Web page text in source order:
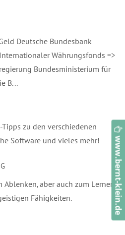
Deutsche Bundesbank
Währungsfonds =>
Bundesministerium für
B...
zu den verschiedenen
Software und vieles mehr!
aber auch zum Lernen
Fähigkeiten.
www.bernt-klein.de